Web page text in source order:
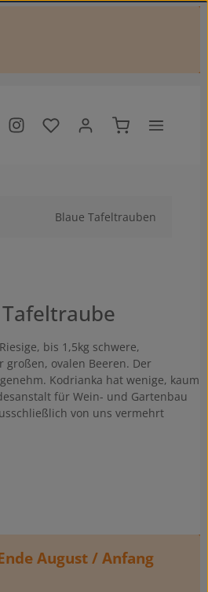
Du hast 0 Produkte auf dem
Warenkorb
Blaue Tafeltrauben
bis 1,5kg schwere,
ovalen Beeren. Der
Kodrianka hat wenige, kaum
für Wein- und Gartenbau
von uns vermehrt
August / Anfang